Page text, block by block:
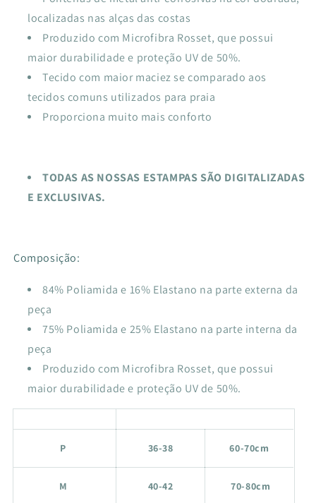
localizadas nas alças das costas
Produzido com Microfibra Rosset, que possui
maior durabilidade e proteção UV de 50%.
Tecido com maior maciez se comparado aos
tecidos comuns utilizados para praia
Proporciona muito mais conforto
TODAS AS NOSSAS ESTAMPAS SÃO DIGITALIZADAS
E EXCLUSIVAS.
Composição:
84% Poliamida e 16% Elastano na parte externa da
peça
75% Poliamida e 25% Elastano na parte interna da
peça
Produzido com Microfibra Rosset, que possui
maior durabilidade e proteção UV de 50%.
P 36-38 60-70cm
M 40-42 70-80cm